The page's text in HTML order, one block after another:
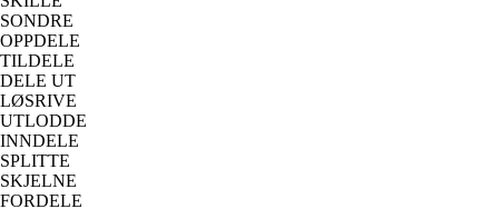
SONDRE
OPPDELE
TILDELE
DELE UT
LØSRIVE
UTLODDE
INNDELE
SPLITTE
SKJELNE
FORDELE